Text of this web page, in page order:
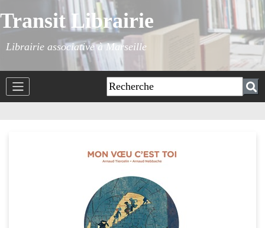
Transit Librairie
Librairie associative à Marseille